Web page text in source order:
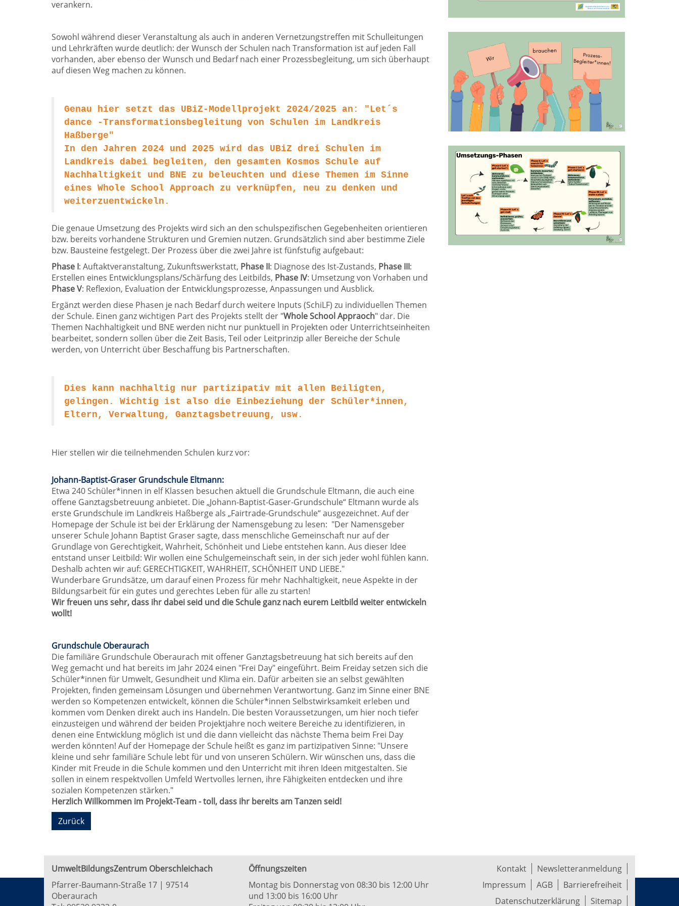
verankern.
Sowohl während dieser Veranstaltung als auch in anderen Vernetzungstreffen mit Schulleitungen
und Lehrkräften wurde deutlich: der Wunsch der Schulen nach Transformation ist auf jeden Fall
vorhanden, aber ebenso der Wunsch und Bedarf nach einer Prozessbegleitung, um sich überhaupt
auf diesen Weg machen zu können.
Genau hier setzt das UBiZ-Modellprojekt 2024/2025 an: "Let´s
dance -Transformationsbegleitung von Schulen im Landkreis
Haßberge"
In den Jahren 2024 und 2025 wird das UBiZ drei Schulen im
Landkreis dabei begleiten, den gesamten Kosmos Schule auf
Nachhaltigkeit und BNE zu beleuchten und diese Themen im Sinne
eines Whole School Approach zu verknüpfen, neu zu denken und
weiterzuentwickeln.
Die genaue Umsetzung des Projekts wird sich an den schulspezifischen Gegebenheiten orientieren
bzw. bereits vorhandene Strukturen und Gremien nutzen. Grundsätzlich sind aber bestimme Ziele
bzw. Bausteine festgelegt. Der Prozess über die zwei Jahre ist fünfstufig aufgebaut:
Phase I: Auftaktveranstaltung, Zukunftswerkstatt, Phase II: Diagnose des Ist-Zustands, Phase III:
Erstellen eines Entwicklungsplans/Schärfung des Leitbilds, Phase IV: Umsetzung von Vorhaben und
Phase V: Reflexion, Evaluation der Entwicklungsprozesse, Anpassungen und Ausblick.
Ergänzt werden diese Phasen je nach Bedarf durch weitere Inputs (SchiLF) zu individuellen Themen
der Schule. Einen ganz wichtigen Part des Projekts stellt der "Whole School Appraoch" dar. Die
Themen Nachhaltigkeit und BNE werden nicht nur punktuell in Projekten oder Unterrichtseinheiten
bearbeitet, sondern sollen über die Zeit Basis, Teil oder Leitprinzip aller Bereiche der Schule
werden, von Unterricht über Beschaffung bis Partnerschaften.
Dies kann nachhaltig nur partizipativ mit allen Beiligten,
gelingen. Wichtig ist also die Einbeziehung der Schüler*innen,
Eltern, Verwaltung, Ganztagsbetreuung, usw.
Hier stellen wir die teilnehmenden Schulen kurz vor:
Johann-Baptist-Graser Grundschule Eltmann:
Etwa 240 Schüler*innen in elf Klassen besuchen aktuell die Grundschule Eltmann, die auch eine
offene Ganztagsbetreuung anbietet. Die „Johann-Baptist-Gaser-Grundschule“ Eltmann wurde als
erste Grundschule im Landkreis Haßberge als „Fairtrade-Grundschule“ ausgezeichnet. Auf der
Homepage der Schule ist bei der Erklärung der Namensgebung zu lesen: "Der Namensgeber
unserer Schule Johann Baptist Graser sagte, dass menschliche Gemeinschaft nur auf der
Grundlage von Gerechtigkeit, Wahrheit, Schönheit und Liebe entstehen kann. Aus dieser Idee
entstand unser Leitbild: Wir wollen eine Schulgemeinschaft sein, in der sich jeder wohl fühlen kann.
Deshalb achten wir auf: GERECHTIGKEIT, WAHRHEIT, SCHÖNHEIT UND LIEBE."
Wunderbare Grundsätze, um darauf einen Prozess für mehr Nachhaltigkeit, neue Aspekte in der
Bildungsarbeit für ein gutes und gerechtes Leben für alle zu starten!
Wir freuen uns sehr, dass ihr dabei seid und die Schule ganz nach eurem Leitbild weiter entwickeln
wollt!
Grundschule Oberaurach
Die familiäre Grundschule Oberaurach mit offener Ganztagsbetreuung hat sich bereits auf den
Weg gemacht und hat bereits im Jahr 2024 einen "Frei Day" eingeführt. Beim Freiday setzen sich die
Schüler*innen für Umwelt, Gesundheit und Klima ein. Dafür arbeiten sie an selbst gewählten
Projekten, finden gemeinsam Lösungen und übernehmen Verantwortung. Ganz im Sinne einer BNE
werden so Kompetenzen entwickelt, können die Schüler*innen Selbstwirksamkeit erleben und
kommen vom Denken direkt auch ins Handeln. Die besten Voraussetzungen, um hier noch tiefer
einzusteigen und während der beiden Projektjahre noch weitere Bereiche zu identifizieren, in
denen eine Entwicklung möglich ist und die dann vielleicht das nächste Thema beim Frei Day
werden könnten! Auf der Homepage der Schule heißt es ganz im partizipativen Sinne: "Unsere
kleine und sehr familiäre Schule lebt für und von unseren Schülern. Wir wünschen uns, dass die
Kinder mit Freude in die Schule kommen und den Unterricht mit ihren Ideen mitgestalten. Sie
sollen in einem respektvollen Umfeld Wertvolles lernen, ihre Fähigkeiten entdecken und ihre
sozialen Kompetenzen stärken."
Herzlich Willkommen im Projekt-Team - toll, dass ihr bereits am Tanzen seid!
Zurück
UmweltBildungsZentrum Oberschleichach
Pfarrer-Baumann-Straße 17 | 97514
Oberaurach
Öffnungszeiten
Montag bis Donnerstag von 08:30 bis 12:00 Uhr
und 13:00 bis 16:00 Uhr
Kontakt
Newsletteranmeldung
Impressum
AGB
Barrierefreiheit
Datenschutzerklärung
Sitemap